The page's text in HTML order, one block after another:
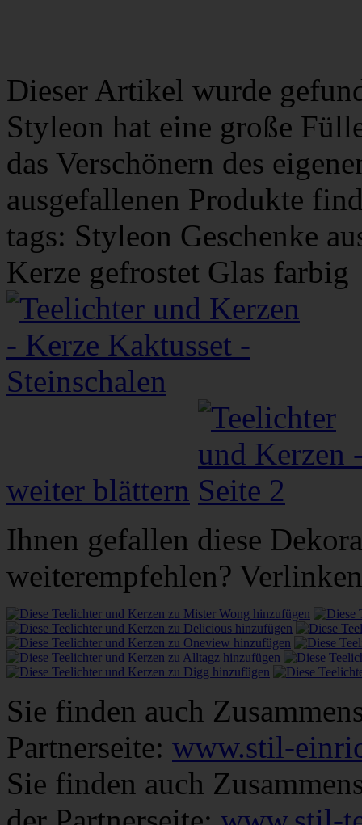
Dieser Artikel wurde
Styleon hat eine große
das Verschönern des
ausgefallenen Produkte
tags: Styleon Geschenke
Kerze gefrostet Glas farbig
weiter blättern
Ihnen gefallen diese
weiterempfehlen?
Sie finden auch
Partnerseite: www.stil-
Sie finden auch